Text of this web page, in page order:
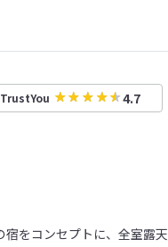
TrustYou 4.7
をコンセプトに、全室露天